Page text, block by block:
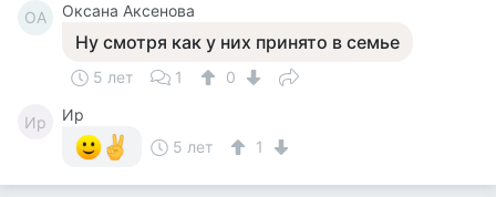
ОА Оксана Аксенова
Ну смотря как у них принято в семье
5 лет 1 0
Ир
Ир
5 лет
1